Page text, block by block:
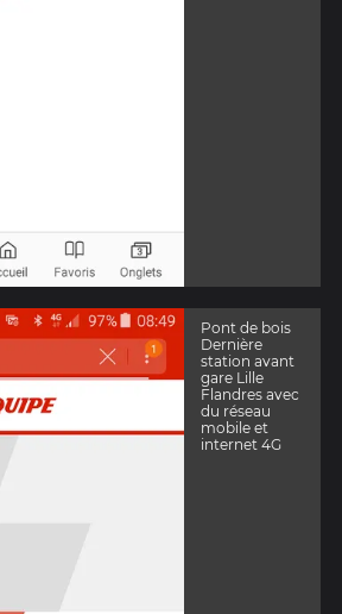
Pont de bois
Dernière
station avant
gare Lille
Flandres avec
du réseau
mobile et
internet 4G